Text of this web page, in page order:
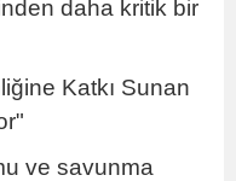
daha kritik bir
Katkı Sunan
ve savunma